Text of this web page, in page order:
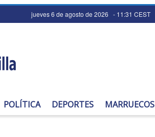
jueves 6 de agosto de 2026 - 11:31 CEST
POLÍTICA DEPORTES MARRUECOS